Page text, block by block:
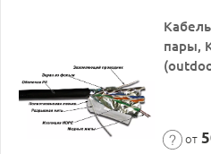
пары,
от